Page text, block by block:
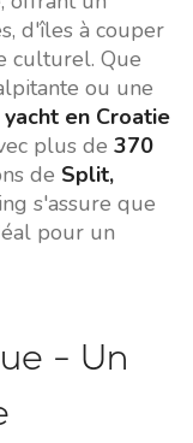
d'îles à couper
culturel. Que
ou une
en Croatie
plus de 370
de Split,
s'assure que
pour un
- Un